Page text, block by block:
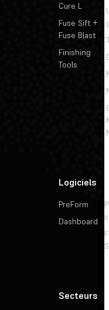
Cure L
Fuse Sift +
Fuse Blast
Finishing
Tools
Logiciels
PreForm
Dashboard
Secteurs